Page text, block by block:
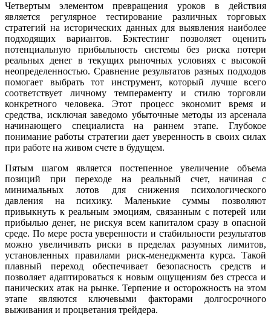
Четвертым элементом превращения уроков в действия
является регулярное тестирование различных торговых
стратегий на исторических данных для выявления наиболее
подходящих вариантов. Бэктестинг позволяет оценить
потенциальную прибыльность системы без риска потери
реальных денег в текущих рыночных условиях с высокой
неопределенностью. Сравнение результатов разных подходов
помогает выбрать тот инструмент, который лучше всего
соответствует личному темпераменту и стилю торговли
конкретного человека. Этот процесс экономит время и
средства, исключая заведомо убыточные методы из арсенала
начинающего специалиста на раннем этапе. Глубокое
понимание работы стратегии дает уверенность в своих силах
при работе на живом счете в будущем.
Пятым шагом является постепенное увеличение объема
позиций при переходе на реальный счет, начиная с
минимальных лотов для снижения психологического
давления на психику. Маленькие суммы позволяют
привыкнуть к реальным эмоциям, связанным с потерей или
прибылью денег, не рискуя всем капиталом сразу в опасной
среде. По мере роста уверенности и стабильности результатов
можно увеличивать риски в пределах разумных лимитов,
установленных правилами риск-менеджмента курса. Такой
плавный переход обеспечивает безопасность средств и
позволяет адаптироваться к новым ощущениям без стресса и
панических атак на рынке. Терпение и осторожность на этом
этапе являются ключевыми факторами долгосрочного
выживания и процветания трейдера.